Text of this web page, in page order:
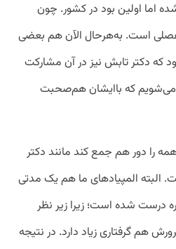
اما اولین بود در کشور. چون
است. به‌هرحال الآن هم بعضی
که دکتر تابش نیز در آن مشارکت
می‌شویم که با‌ایشان هم‌صحبت
را دور هم جمع کند مانند دکتر
البته المپیاد‌های ما هم یک مدتی
درست شده است؛ زیرا زیر نظر
هم گرفتاری زیاد دارد. در نتیجه